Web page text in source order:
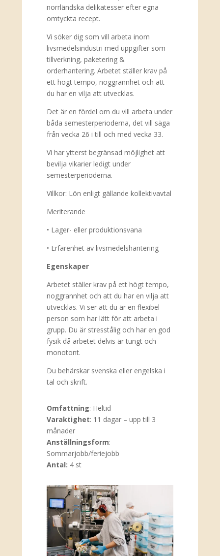
norrländska delikatesser efter egna
omtyckta recept.
Vi söker dig som vill arbeta inom
livsmedelsindustri med uppgifter som
tillverkning, paketering &
orderhantering. Arbetet ställer krav på
ett högt tempo, noggrannhet och att
du har en vilja att utvecklas.
Det är en fördel om du vill arbeta under
båda semesterperioderna, det vill säga
från vecka 26 i till och med vecka 33.
Vi har ytterst begränsad möjlighet att
bevilja vikarier ledigt under
semesterperioderna.
Villkor: Lön enligt gällande kollektivavtal
Meriterande
• Lager- eller produktionsvana
• Erfarenhet av livsmedelshantering
Egenskaper
Arbetet ställer krav på ett högt tempo,
noggrannhet och att du har en vilja att
utvecklas. Vi ser att du är en flexibel
person som har lätt för att arbeta i
grupp. Du är stresstålig och har en god
fysik då arbetet delvis är tungt och
monotont.
Du behärskar svenska eller engelska i
tal och skrift.
Omfattning: Heltid
Varaktighet: 11 dagar – upp till 3
månader
Anställningsform:
Sommarjobb/feriejobb
Antal: 4 st